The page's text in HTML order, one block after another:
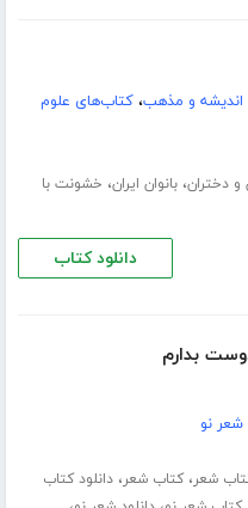
و مذهب،کتاب‌های علوم
و دختران،بانوان ایران، خشونت با
دانلود کتاب
بدارم
نو
شعر،کتاب شعر،دانلود کتاب